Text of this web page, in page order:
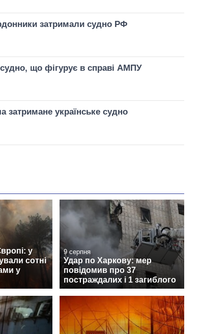
затримали судно РФ
що фігурує в справі АМПУ
затримане українське судно
у
сотні
у
9 серпня
Удар по Харкову: мер
повідомив про 37
постраждалих і 1 загиблого